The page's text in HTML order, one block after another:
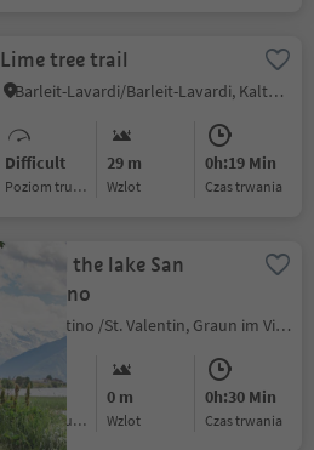
Lime tree trail
Barleit-Lavardi/Barleit-Lavardi, Kaltern an der Weinstraße/Caldaro sulla Strada del Vino, Alto Adige Wine Road
Difficult
Poziom trudności
29 m
Wzlot
0h:19 Min
czas trwania
Around the lake San
Valentino
S.Valentino /St. Valentin, Graun im Vinschgau/Curon Venosta, Vinschgau/Val Venosta
Easy
Poziom trudności
0 m
Wzlot
0h:30 Min
czas trwania